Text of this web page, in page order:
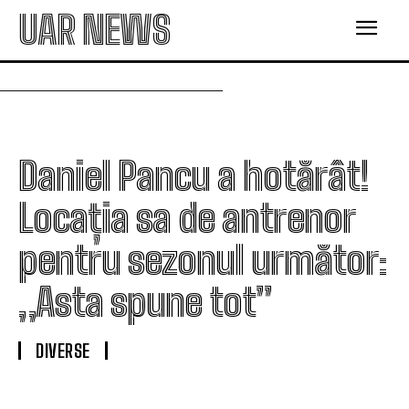
UAR NEWS
Daniel Pancu a hotărât!
Locația sa de antrenor
pentru sezonul următor:
„Asta spune tot”
DIVERSE